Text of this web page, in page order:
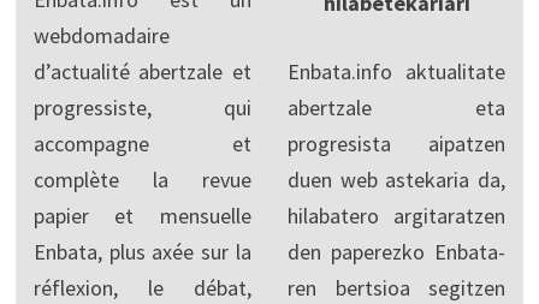
webdomadaire
d’actualité abertzale et
progressiste, qui
accompagne et
complète la revue
papier et mensuelle
Enbata, plus axée sur la
réflexion, le débat,
Enbata.info aktualitate
abertzale eta
progresista aipatzen
duen web astekaria da,
hilabatero argitaratzen
den paperezko Enbata-
ren bertsioa segitzen